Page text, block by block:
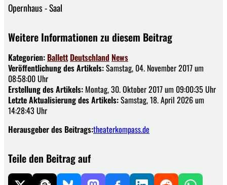
Opernhaus - Saal
Weitere Informationen zu diesem Beitrag
Kategorien: Ballett Deutschland News
Veröffentlichung des Artikels:Samstag, 04. November 2017 um
08:58:00 Uhr
Erstellung des Artikels: Montag, 30. Oktober 2017 um 09:00:35 Uhr
Letzte Aktualisierung des Artikels:Samstag, 18. April 2026 um
14:28:43 Uhr
Herausgeber des Beitrags:theaterkompass.de
Teile den Beitrag auf